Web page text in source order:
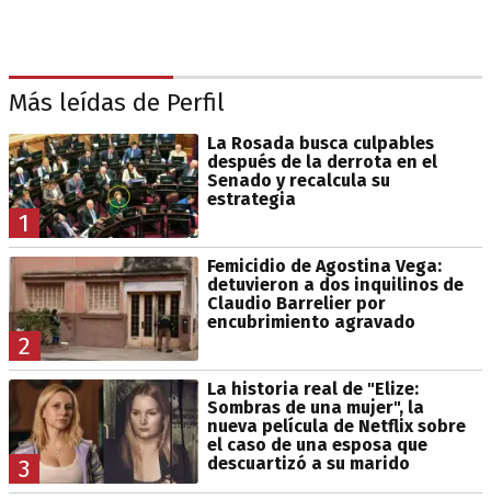
Más leídas de Perfil
1
La Rosada busca culpables
después de la derrota en el
Senado y recalcula su
estrategia
2
Femicidio de Agostina Vega:
detuvieron a dos inquilinos de
Claudio Barrelier por
encubrimiento agravado
3
La historia real de "Elize:
Sombras de una mujer", la
nueva película de Netflix sobre
el caso de una esposa que
descuartizó a su marido